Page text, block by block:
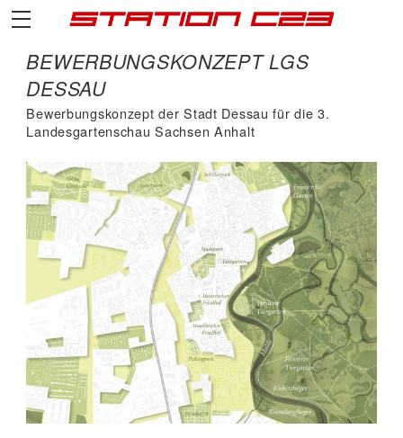
BEWERBUNGSKONZEPT LGS
DESSAU
Bewerbungskonzept der Stadt Dessau für die 3.
Landesgartenschau Sachsen Anhalt